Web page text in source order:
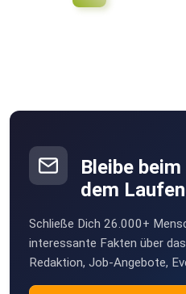
in dir schlummern.
Bleibe
dem
Schließe Dich 26.000+
interessante Fakten über
Redaktion, Job-Angebote,